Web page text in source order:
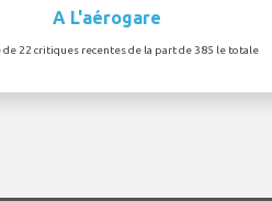
A L'aérogare
de 22 critiques recentes de la part de 385 le totale